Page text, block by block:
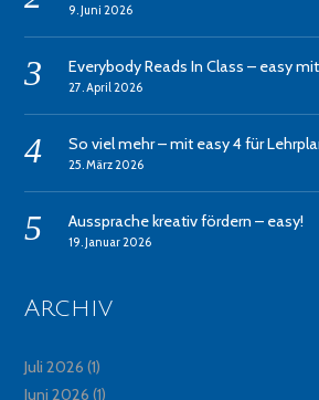
9. Juni 2026
Everybody Reads In Class – easy mit
27. April 2026
So viel mehr – mit easy 4 für
25. März 2026
Aussprache kreativ fördern – easy!
19. Januar 2026
Archiv
Juli 2026 (1)
Juni 2026 (1)